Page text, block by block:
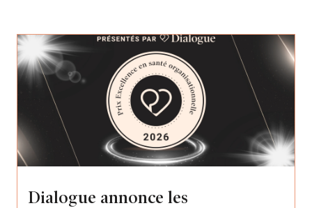
Dialogue annonce les